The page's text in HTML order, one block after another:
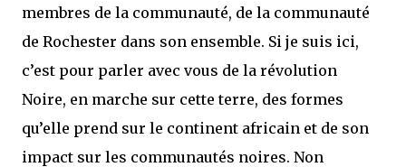
membres de la communauté, de la communauté
de Rochester dans son ensemble. Si je suis ici,
c’est pour parler avec vous de la révolution
Noire, en marche sur cette terre, des formes
qu’elle prend sur le continent africain et de son
impact sur les communautés noires. Non